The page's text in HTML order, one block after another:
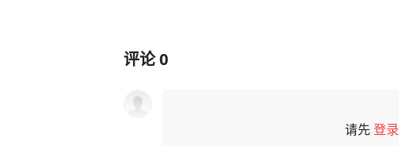
评论0
请先登录